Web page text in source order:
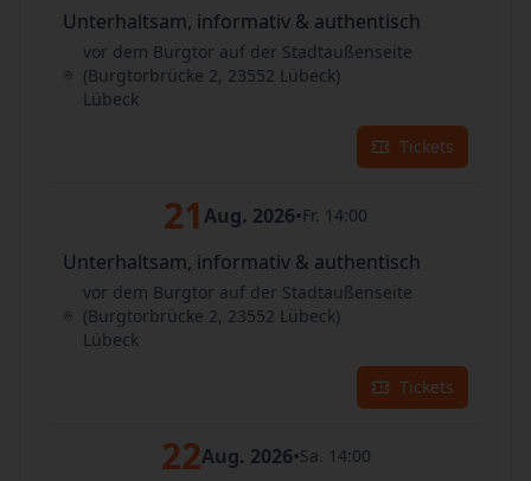
Unterhaltsam, informativ & authentisch
vor dem Burgtor auf der Stadtaußenseite
(Burgtorbrücke 2, 23552 Lübeck)
Lübeck
Tickets
21 Aug. 2026•Fr. 14:00
Unterhaltsam, informativ & authentisch
vor dem Burgtor auf der Stadtaußenseite
(Burgtorbrücke 2, 23552 Lübeck)
Lübeck
Tickets
22Aug. 2026•Sa. 14:00